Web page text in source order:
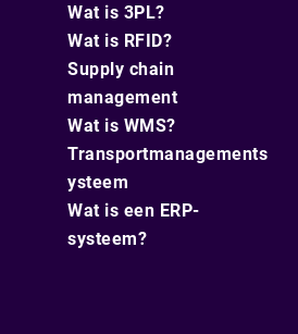
Wat is 3PL?
Wat is RFID?
Supply chain
management
Wat is WMS?
Transportmanagements
ysteem
Wat is een ERP-
systeem?